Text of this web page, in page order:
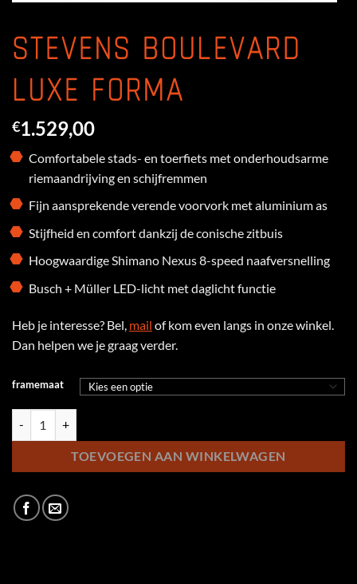
STEVENS BOULEVARD
LUXE FORMA
€1.529,00
Comfortabele stads- en toerfiets met onderhoudsarme
riemaandrijving en schijfremmen
Fijn aansprekende verende voorvork met aluminium as
Stijfheid en comfort dankzij de conische zitbuis
Hoogwaardige Shimano Nexus 8-speed naafversnelling
Busch + Müller LED-licht met daglicht functie
Heb je interesse? Bel, mail of kom even langs in onze winkel.
Dan helpen we je graag verder.
framemaat
TOEVOEGEN AAN WINKELWAGEN